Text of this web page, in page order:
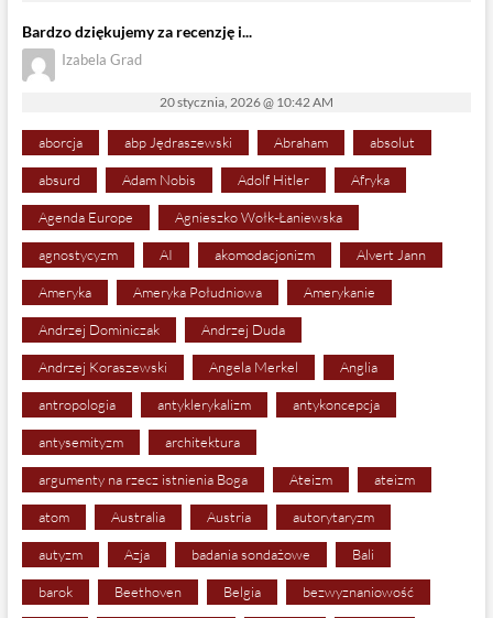
Bardzo dziękujemy za recenzję i...
Izabela Grad
20 stycznia, 2026 @ 10:42 AM
aborcja abp Jędraszewski Abraham absolut
absurd Adam Nobis Adolf Hitler Afryka
Agenda Europe Agnieszko Wołk-Łaniewska
agnostycyzm AI akomodacjonizm Alvert Jann
Ameryka Ameryka Południowa Amerykanie
Andrzej Dominiczak Andrzej Duda
Andrzej Koraszewski Angela Merkel Anglia
antropologia antyklerykalizm antykoncepcja
antysemityzm architektura
argumenty na rzecz istnienia Boga Ateizm ateizm
atom Australia Austria autorytaryzm
autyzm Azja badania sondażowe Bali
barok Beethoven Belgia bezwyznaniowość